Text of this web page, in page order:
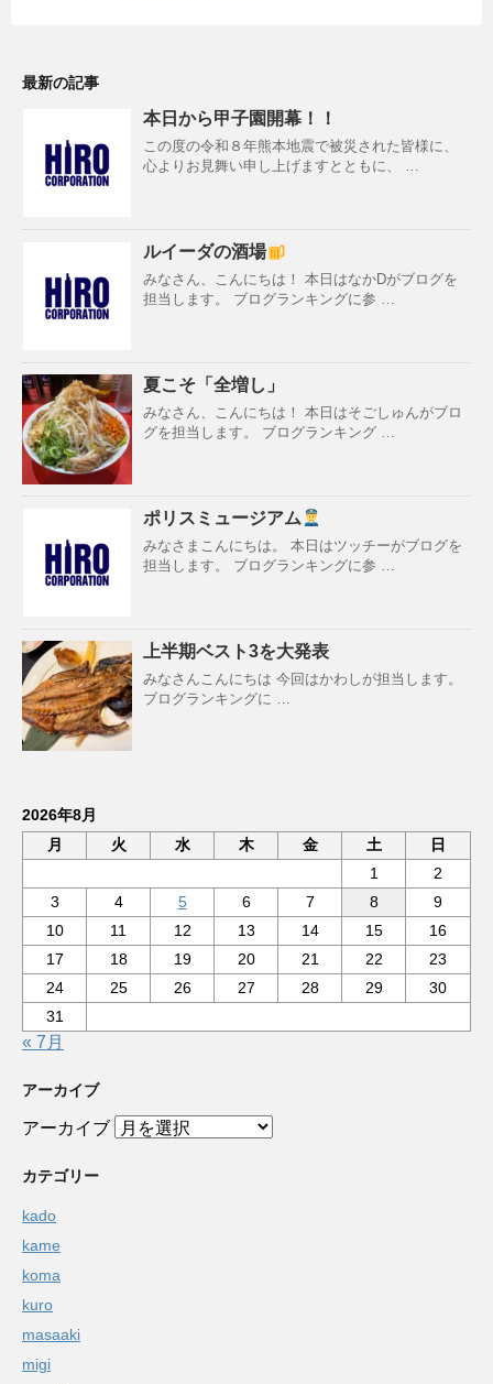
最新の記事
本日から甲子園開幕！！
この度の令和８年熊本地震で被災された皆様に、
心よりお見舞い申し上げますとともに、 …
ルイーダの酒場
みなさん、こんにちは！ 本日はなかDがブログを
担当します。 ブログランキングに参 …
夏こそ「全増し」
みなさん、こんにちは！ 本日はそごしゅんがブロ
グを担当します。 ブログランキング …
ポリスミュージアム
みなさまこんにちは。 本日はツッチーがブログを
担当します。 ブログランキングに参 …
上半期ベスト3を大発表
みなさんこんにちは 今回はかわしが担当します。
ブログランキングに …
2026年8月
月
火 水 木 金 土
日
1
2
3
4 5 6 7 8
9
10
11 12 13 14 15
16
17
18 19 20 21 22
23
24
25 26 27 28 29
30
31
« 7月
アーカイブ
アーカイブ
カテゴリー
kado
kame
koma
kuro
masaaki
migi